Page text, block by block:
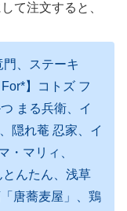
て注文すると、
、ステーキ
】コトズ フ
まる兵衛、イ
隠れ菴 忍家、イ
・マリィ、
んたん、浅草
唐蕎麦屋」、鶏